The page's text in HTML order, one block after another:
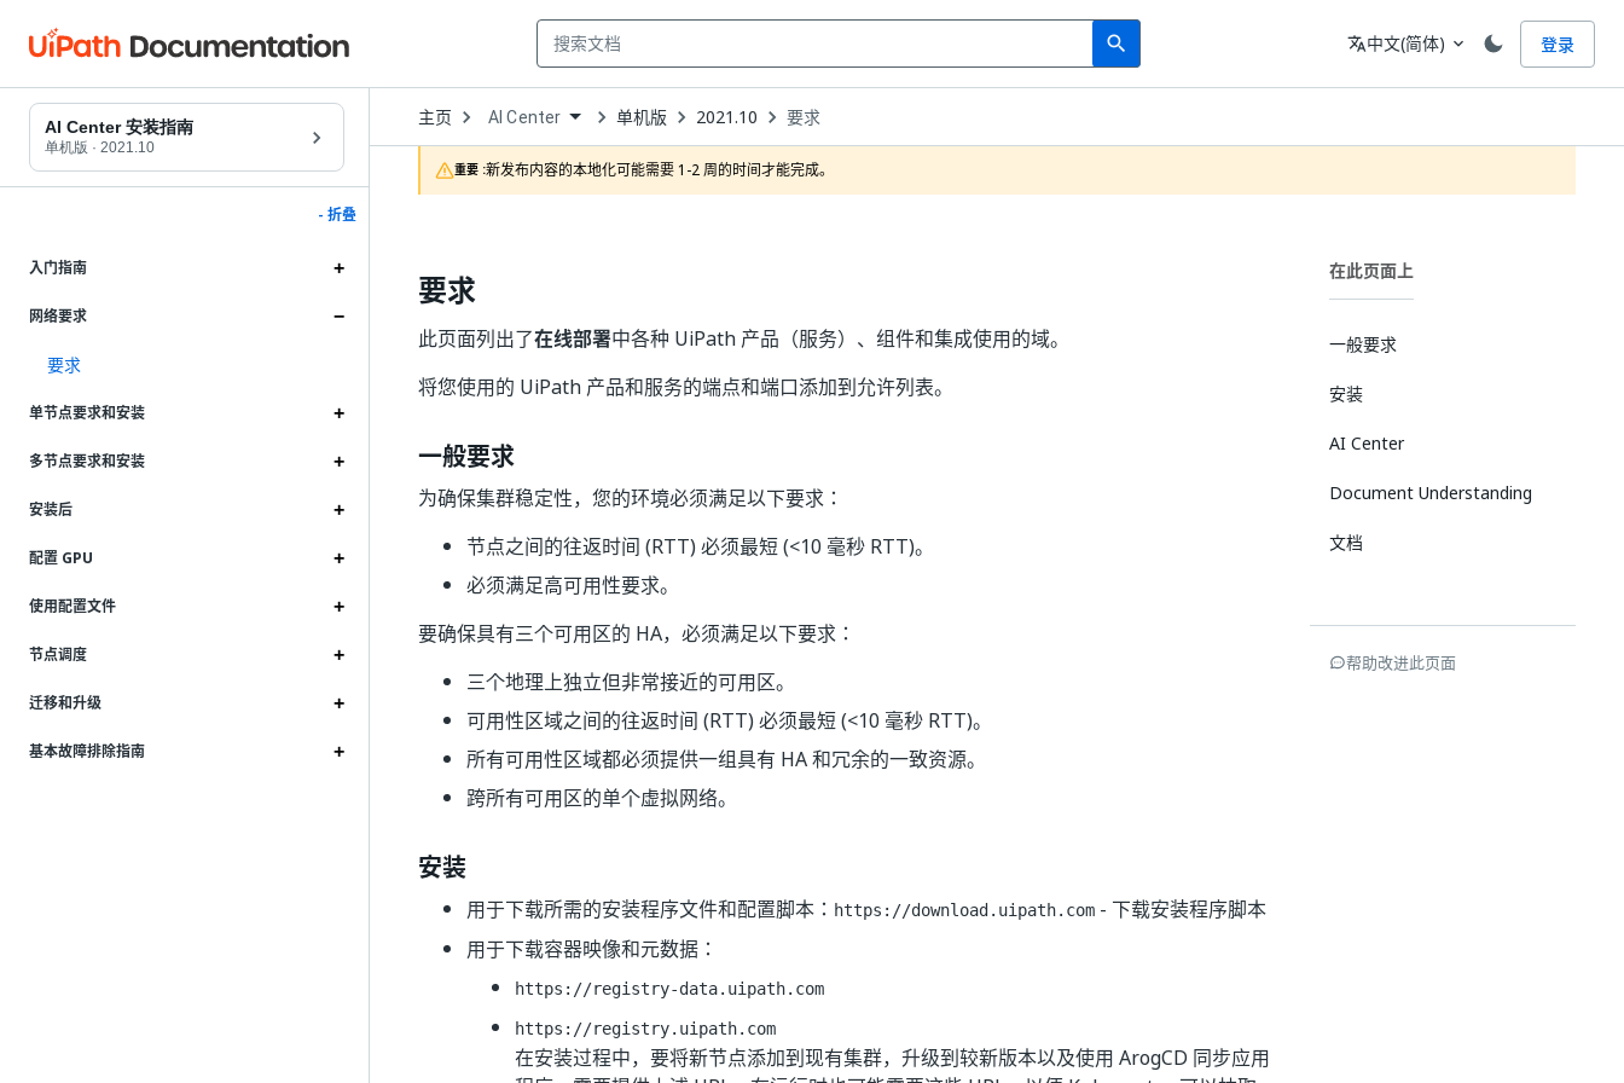
search
Search 语言
translate中文(简体) expand_more 登录
AI Center 安装指南
单机版 · 2021.10
- 折叠
入门指南
网络要求
要求
单节点要求和安装
多节点要求和安装
安装后
配置 GPU
使用配置文件
节点调度
迁移和升级
基本故障排除指南
主页 Open
Dropdown
to
choose
product
AI Center 单机版 2021.10 要求
重要 :新发布内容的本地化可能需要 1-2 周的时间才能完成。
要求
此页面列出了在线部署中各种 UiPath 产品（服务）、组件和集成使用的域。
将您使用的 UiPath 产品和服务的端点和端口添加到允许列表。
一般要求
为确保集群稳定性，您的环境必须满足以下要求：
节点之间的往返时间 (RTT) 必须最短 (<10 毫秒 RTT)。
必须满足高可用性要求。
要确保具有三个可用区的 HA，必须满足以下要求：
三个地理上独立但非常接近的可用区。
可用性区域之间的往返时间 (RTT) 必须最短 (<10 毫秒 RTT)。
所有可用性区域都必须提供一组具有 HA 和冗余的一致资源。
跨所有可用区的单个虚拟网络。
安装
用于下载所需的安装程序文件和配置脚本： https://download.uipath.com - 下载安装程序脚本
用于下载容器映像和元数据：
https://registry-data.uipath.com
https://registry.uipath.com
在安装过程中，要将新节点添加到现有集群，升级到较新版本以及使用 ArogCD 同步应用
在此页面上
一般要求
安装
AI Center
Document Understanding
文档
帮助改进此页面